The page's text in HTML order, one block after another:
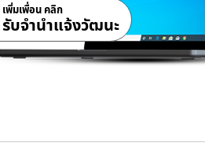
เพิ่มเพื่อน คลิก
รับจํานําแจ้งวัฒนะ